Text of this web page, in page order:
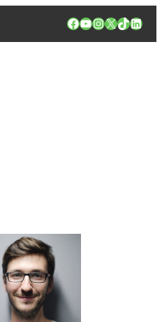
Facebook
YouTube
Instagram
X TikTok